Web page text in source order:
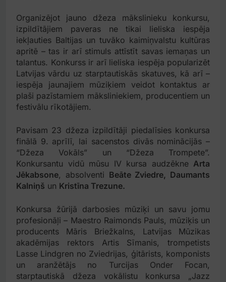
Organizējot jauno džeza mākslinieku konkursu,
izpildītājiem paveras ne tikai lieliska iespēja
iekļauties Baltijas un tuvāko kaimiņvalstu kultūras
apritē – tas ir arī stimuls attīstīt savas iemaņas un
talantus. Konkurss ir arī lieliska iespēja popularizēt
Latvijas vārdu uz starptautiskās skatuves, kā arī –
iespēja jaunajiem mūziķiem veidot kontaktus ar
plaši pazīstamiem māksliniekiem, producentiem un
festivālu rīkotājiem.
Pavisam 23 džeza izpildītāji piedalīsies konkursa
finālā 9. aprīlī, lai sacenstos divās nominācijās –
“Džeza Vokāls” un “Džeza Trompete”.
Konkursantu vidū mūsu IV kursa audzēkne Arta
Jēkabsone, absolventi Beāte Zviedre, Daumants
Kalniņš un Kristīna Trezune.
Konkursa žūrijā darbosies mūziķi un savu jomu
profesionāļi – Maestro Raimonds Pauls, mūziķis un
producents Māris Briežkalns, Latvijas Mūzikas
akadēmijas rektors Artis Sīmanis, trompetists
Lasse Lindgren no Zviedrijas, ģitārists, komponists
un aranžētājs no Turcijas Onder Focan,
starptautiskā džeza vokālistu konkursa „Jazz